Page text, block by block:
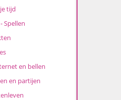
tijd
Spellen
en bellen
en partijen